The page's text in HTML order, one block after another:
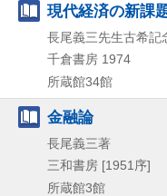
現代経済の新課
長尾義三先生古希記
千倉書房 1974
所蔵館34館
金融論
長尾義三著
三和書房 [1951序]
所蔵館3館